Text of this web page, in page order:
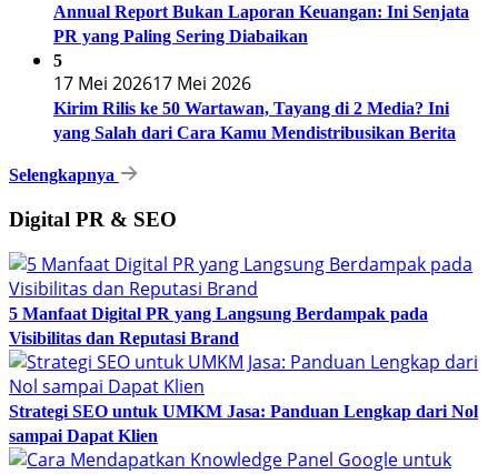
Annual Report Bukan Laporan Keuangan: Ini Senjata
PR yang Paling Sering Diabaikan
5
17 Mei 202617 Mei 2026
Kirim Rilis ke 50 Wartawan, Tayang di 2 Media? Ini
yang Salah dari Cara Kamu Mendistribusikan Berita
Selengkapnya
Digital PR & SEO
5 Manfaat Digital PR yang Langsung Berdampak pada
Visibilitas dan Reputasi Brand
Strategi SEO untuk UMKM Jasa: Panduan Lengkap dari Nol
sampai Dapat Klien